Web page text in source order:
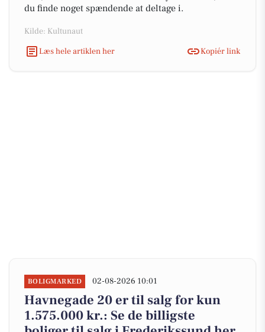
du finde noget spændende at deltage i.
Kilde: Kultunaut
Læs hele artiklen her
Kopiér link
BOLIGMARKED 02-08-2026 10:01
Havnegade 20 er til salg for kun
1.575.000 kr.: Se de billigste